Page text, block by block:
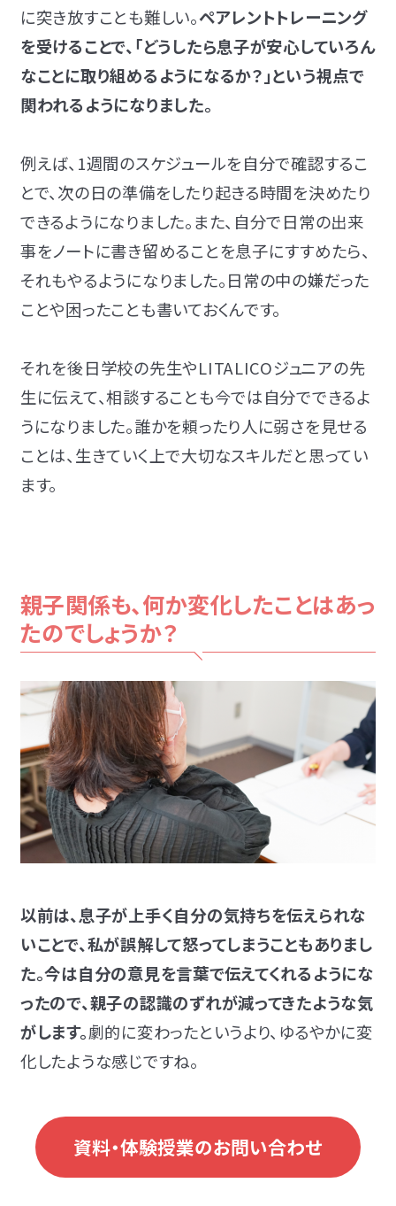
に突き放すことも難しい。ペアレントトレーニング
を受けることで、「どうしたら息子が安心していろん
なことに取り組めるようになるか？」という視点で
関われるようになりました。
例えば、1週間のスケジュールを自分で確認するこ
とで、次の日の準備をしたり起きる時間を決めたり
できるようになりました。また、自分で日常の出来
事をノートに書き留めることを息子にすすめたら、
それもやるようになりました。日常の中の嫌だった
ことや困ったことも書いておくんです。
それを後日学校の先生やLITALICOジュニアの先
生に伝えて、相談することも今では自分でできるよ
うになりました。誰かを頼ったり人に弱さを見せる
ことは、生きていく上で大切なスキルだと思ってい
ます。
親子関係も、何か変化したことはあっ
たのでしょうか？
以前は、息子が上手く自分の気持ちを伝えられな
いことで、私が誤解して怒ってしまうこともありまし
た。今は自分の意見を言葉で伝えてくれるようにな
ったので、親子の認識のずれが減ってきたような気
がします。劇的に変わったというより、ゆるやかに変
化したような感じですね。
資料・体験授業のお問い合わせ